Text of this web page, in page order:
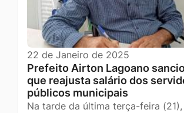
22 de Janeiro de 2025
Prefeito Airton Lagoano
que reajusta salário dos
públicos municipais
Na tarde da última terça-feira